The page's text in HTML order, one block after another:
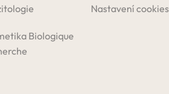
Biologique
Nastavení cookies